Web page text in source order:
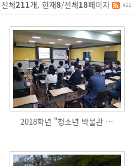
전체211개, 현재8/전체18페이지
2018학년 "청소년 박물관 …